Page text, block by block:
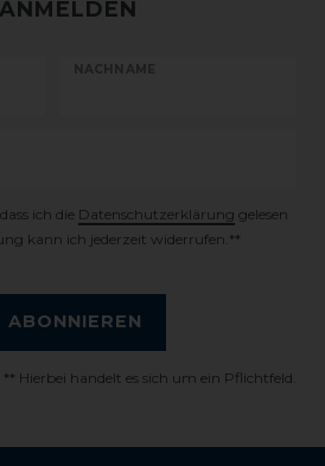
NACHNAME
ich die Daten­schutz­erklärung gelesen
kann ich jederzeit widerrufen.**
ABONNIEREN
** Hierbei handelt es sich um ein Pflichtfeld.